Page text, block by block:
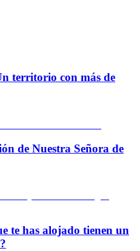
territorio con más de
de Nuestra Señora de
te has alojado tienen un